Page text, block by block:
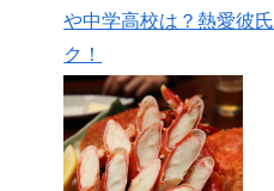
や中学高校は？熱愛彼
ク！